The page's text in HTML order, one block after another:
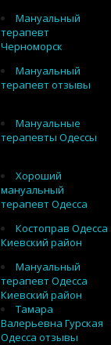
Мануальный
терапевт
Черноморск
Мануальный
терапевт отзывы
Мануальные
терапевты Одессы
Хороший
мануальный
терапевт Одесса
Костоправ Одесса
Киевский район
Мануальный
терапевт Одесса
Киевский район
Тамара
Валерьевна Гурская
Одесса отзывы